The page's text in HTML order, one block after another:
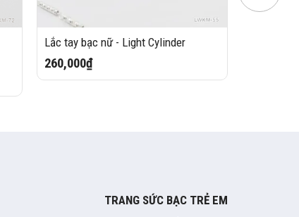
Lắc tay bạc nữ - Light Cylinder
260,000₫
TRANG SỨC BẠC TRẺ EM